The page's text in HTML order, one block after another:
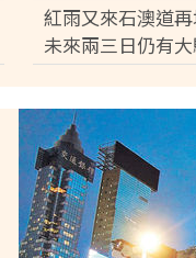
差逾百倍
紅雨又來石澳道
未來兩三日仍有